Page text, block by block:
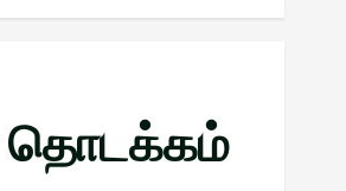
தொடக்கம்